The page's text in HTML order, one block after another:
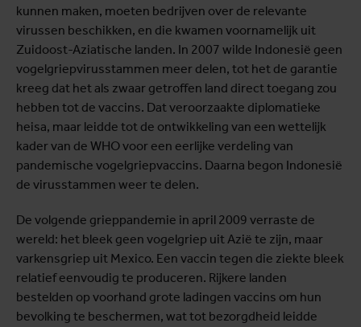
kunnen maken, moeten bedrijven over de relevante
virussen beschikken, en die kwamen voornamelijk uit
Zuidoost-Aziatische landen. In 2007 wilde Indonesië geen
vogelgriep­virusstammen meer delen, tot het de garantie
kreeg dat het als zwaar getroffen land direct toegang zou
hebben tot de vaccins. Dat veroorzaakte diplomatieke
heisa, maar leidde tot de ontwikkeling van een wettelijk
kader van de WHO voor een eerlijke verdeling van
pandemische vogelgriepvaccins. Daarna begon Indonesië
de virusstammen weer te delen.
De volgende grieppandemie in april 2009 verraste de
wereld: het bleek geen vogelgriep uit Azië te zijn, maar
varkensgriep uit Mexico. Een vaccin tegen die ziekte bleek
relatief eenvoudig te produceren. Rijkere landen
bestelden op voorhand grote ladingen vaccins om hun
bevolking te beschermen, wat tot bezorgdheid leidde